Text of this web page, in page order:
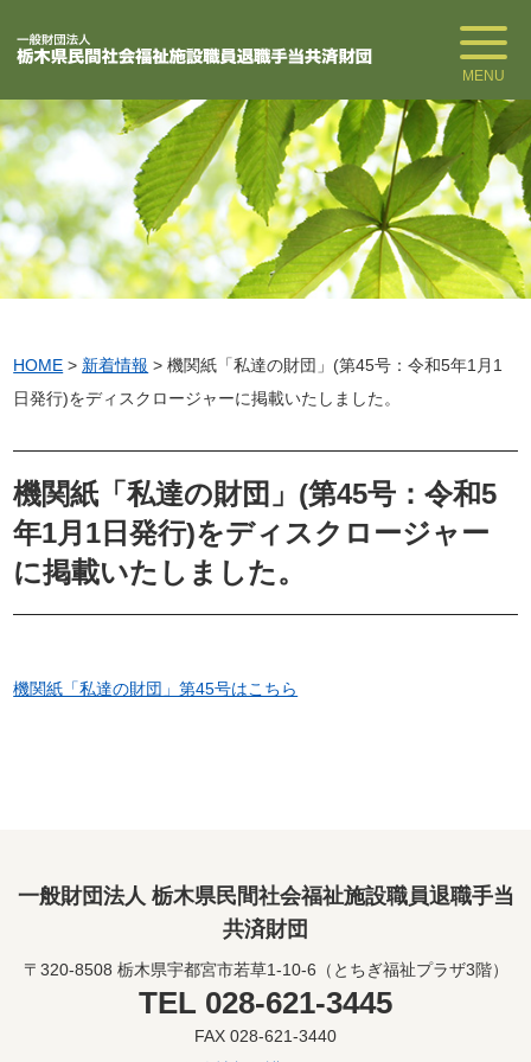
MENU
HOME > 新着情報 >機関紙「私達の財団」(第45号：令和5年1月1
日発行)をディスクロージャーに掲載いたしました。
機関紙「私達の財団」(第45号：令和5
年1月1日発行)をディスクロージャー
に掲載いたしました。
機関紙「私達の財団」第45号はこちら
一般財団法人 栃木県民間社会福祉施設職員退職手当
共済財団
〒320-8508 栃木県宇都宮市若草1-10-6（とちぎ福祉プラザ3階）
TEL 028-621-3445
FAX 028-621-3440